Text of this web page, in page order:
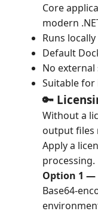
Core
modern
Runs
Default
No
Suitable
🔑
Without a
output files
Apply a
processing.
Option 1 —
Base64-